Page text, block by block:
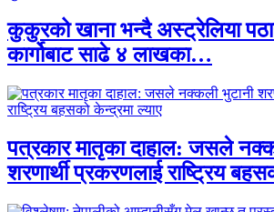
कुकुरको खाना भन्दै अस्ट्रेलिया
कार्गोबाट साढे ४ लाखका…
पत्रकार मातृका दाहाल: जसले
शरणार्थी प्रकरणलाई राष्ट्रिय